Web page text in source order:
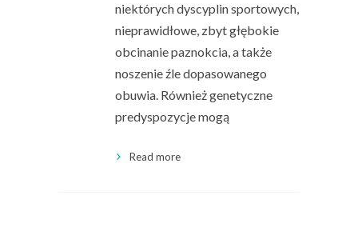
niektórych dyscyplin sportowych,
nieprawidłowe, zbyt głębokie
obcinanie paznokcia, a także
noszenie źle dopasowanego
obuwia. Również genetyczne
predyspozycje mogą
Read more